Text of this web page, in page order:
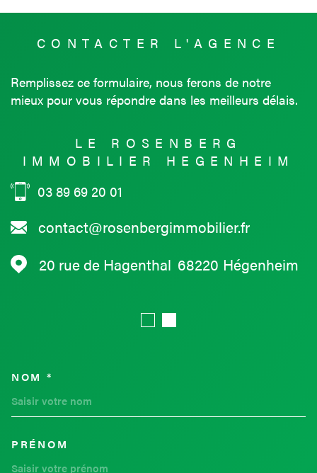
CONTACTER L'AGENCE
Remplissez ce formulaire, nous ferons de notre
mieux pour vous répondre dans les meilleurs délais.
LE ROSENBERG
IMMOBILIER HEGENHEIM
03 89 69 20 01
contact@rosenbergimmobilier.fr
20 rue de Hagenthal 68220 Hégenheim
NOM *
PRÉNOM